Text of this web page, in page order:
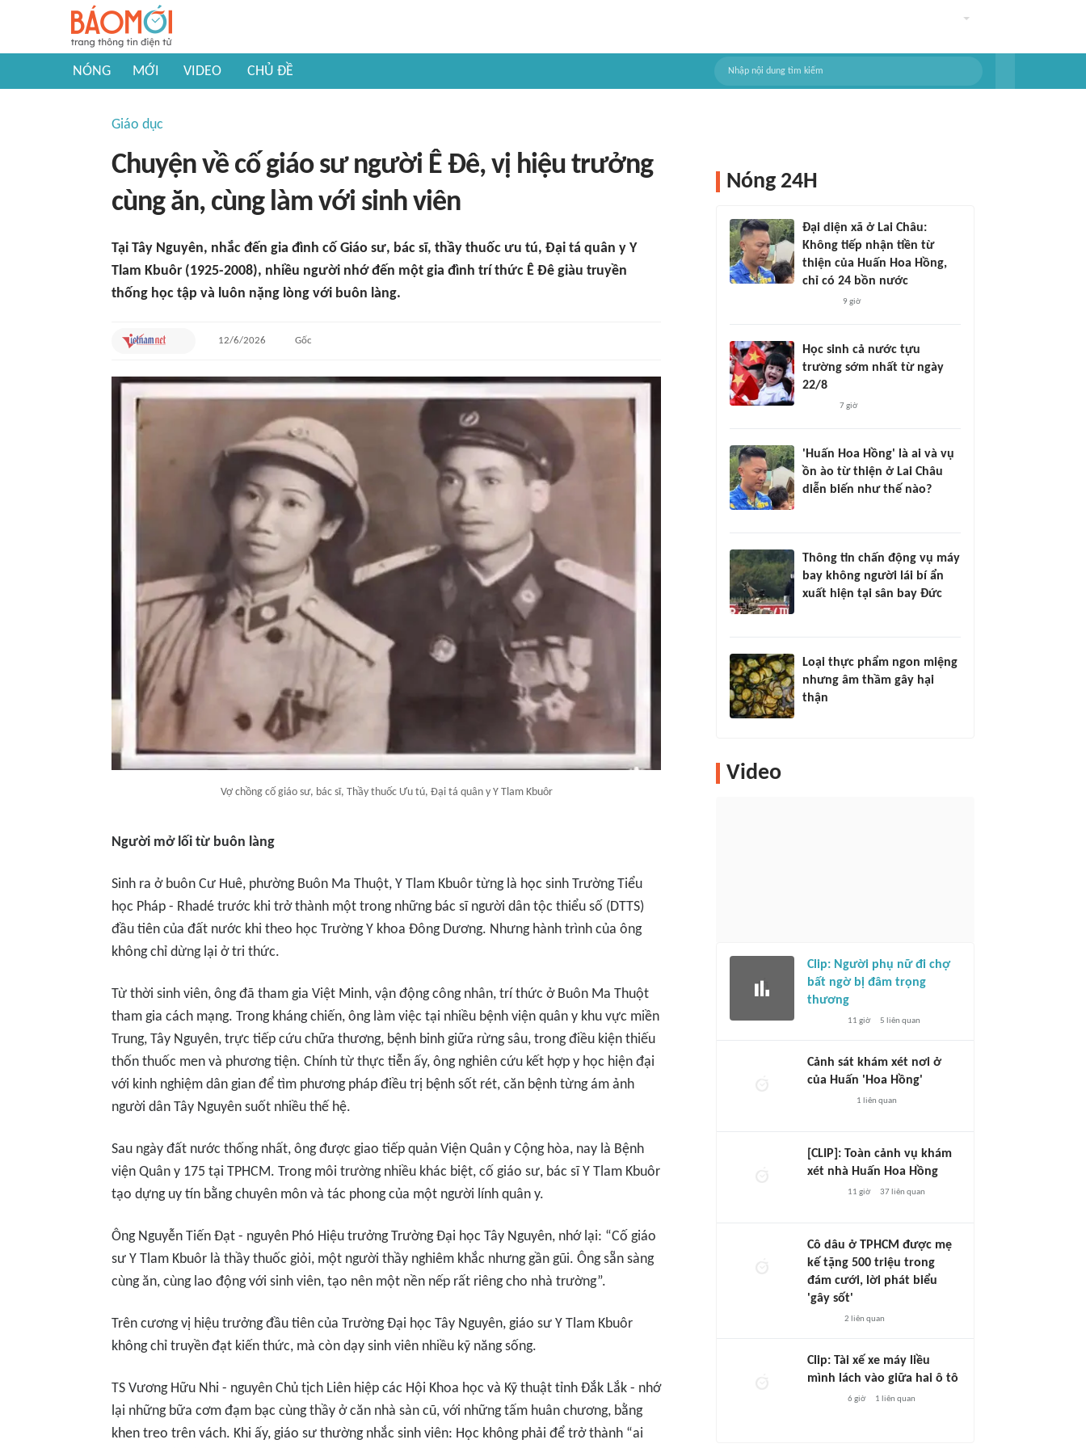
NÓNG MỚI VIDEO CHỦ ĐỀ
Giáo dục
Chuyện về cố giáo sư người Ê Đê, vị hiệu trưởng
cùng ăn, cùng làm với sinh viên
Tại Tây Nguyên, nhắc đến gia đình cố Giáo sư, bác sĩ, thầy thuốc ưu tú, Đại tá quân y Y
Tlam Kbuôr (1925-2008), nhiều người nhớ đến một gia đình trí thức Ê Đê giàu truyền
thống học tập và luôn nặng lòng với buôn làng.
12/6/2026 Gốc
Vợ chồng cố giáo sư, bác sĩ, Thầy thuốc Ưu tú, Đại tá quân y Y Tlam Kbuôr
Người mở lối từ buôn làng
Sinh ra ở buôn Cư Huê, phường Buôn Ma Thuột, Y Tlam Kbuôr từng là học sinh Trường Tiểu
học Pháp - Rhadé trước khi trở thành một trong những bác sĩ người dân tộc thiểu số (DTTS)
đầu tiên của đất nước khi theo học Trường Y khoa Đông Dương. Nhưng hành trình của ông
không chỉ dừng lại ở tri thức.
Từ thời sinh viên, ông đã tham gia Việt Minh, vận động công nhân, trí thức ở Buôn Ma Thuột
tham gia cách mạng. Trong kháng chiến, ông làm việc tại nhiều bệnh viện quân y khu vực miền
Trung, Tây Nguyên, trực tiếp cứu chữa thương, bệnh binh giữa rừng sâu, trong điều kiện thiếu
thốn thuốc men và phương tiện. Chính từ thực tiễn ấy, ông nghiên cứu kết hợp y học hiện đại
với kinh nghiệm dân gian để tìm phương pháp điều trị bệnh sốt rét, căn bệnh từng ám ảnh
người dân Tây Nguyên suốt nhiều thế hệ.
Sau ngày đất nước thống nhất, ông được giao tiếp quản Viện Quân y Cộng hòa, nay là Bệnh
viện Quân y 175 tại TPHCM. Trong môi trường nhiều khác biệt, cố giáo sư, bác sĩ Y Tlam Kbuôr
tạo dựng uy tín bằng chuyên môn và tác phong của một người lính quân y.
Ông Nguyễn Tiến Đạt - nguyên Phó Hiệu trưởng Trường Đại học Tây Nguyên, nhớ lại: “Cố giáo
sư Y Tlam Kbuôr là thầy thuốc giỏi, một người thầy nghiêm khắc nhưng gần gũi. Ông sẵn sàng
cùng ăn, cùng lao động với sinh viên, tạo nên một nền nếp rất riêng cho nhà trường”.
Trên cương vị hiệu trưởng đầu tiên của Trường Đại học Tây Nguyên, giáo sư Y Tlam Kbuôr
không chỉ truyền đạt kiến thức, mà còn dạy sinh viên nhiều kỹ năng sống.
TS Vương Hữu Nhi - nguyên Chủ tịch Liên hiệp các Hội Khoa học và Kỹ thuật tỉnh Đắk Lắk - nhớ
lại những bữa cơm đạm bạc cùng thầy ở căn nhà sàn cũ, với những tấm huân chương, bằng
khen treo trên vách. Khi ấy, giáo sư thường nhắc sinh viên: Học không phải để trở thành “ai
Nóng 24H
Đại diện xã ở Lai Châu:
Không tiếp nhận tiền từ
thiện của Huấn Hoa Hồng,
chỉ có 24 bồn nước
9 giờ
Học sinh cả nước tựu
trường sớm nhất từ ngày
22/8
7 giờ
'Huấn Hoa Hồng' là ai và vụ
ồn ào từ thiện ở Lai Châu
diễn biến như thế nào?
Thông tin chấn động vụ máy
bay không người lái bí ẩn
xuất hiện tại sân bay Đức
Loại thực phẩm ngon miệng
nhưng âm thầm gây hại
thận
Video
Clip: Người phụ nữ đi chợ
bất ngờ bị đâm trọng
thương
11 giờ 5 liên quan
Cảnh sát khám xét nơi ở
của Huấn 'Hoa Hồng'
1 liên quan
[CLIP]: Toàn cảnh vụ khám
xét nhà Huấn Hoa Hồng
11 giờ 37liên quan
Cô dâu ở TPHCM được mẹ
kế tặng 500 triệu trong
đám cưới, lời phát biểu
'gây sốt'
2 liên quan
Clip: Tài xế xe máy liều
mình lách vào giữa hai ô tô
6 giờ 1 liên quan